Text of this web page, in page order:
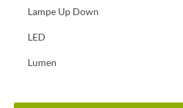
Lampe Up Down
LED
Lumen